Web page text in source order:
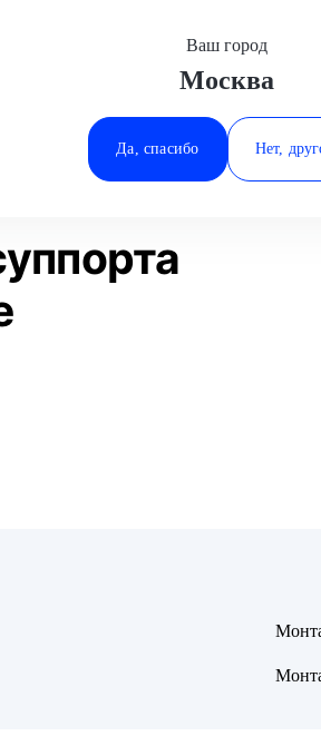
Ростов-
Ваш город
Москва
Да, спасибо Нет,
Замена переднего суппорта Suzuki
Статьи